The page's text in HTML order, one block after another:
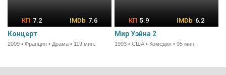
7.2 7.6
Концерт
2009 • Франция • Драма • 119 мин.
5.9 6.2
Мир Уэйна 2
1993 • США • Комедия • 95 мин.